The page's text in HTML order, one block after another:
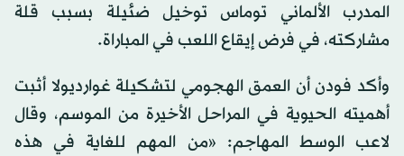
المدرب الألماني توماس توخيل ضئيلة بسبب قلة
مشاركته، في فرض إيقاع اللعب في المباراة.
وأكد فودن أن العمق الهجومي لتشكيلة غوارديولا أثبت
أهميته الحيوية في المراحل الأخيرة من الموسم، وقال
لاعب الوسط المهاجم: «من المهم للغاية في هذه